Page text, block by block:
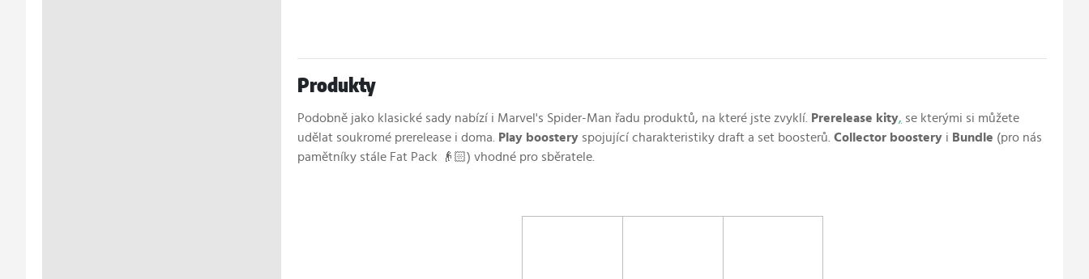
Produkty
Podobně jako klasické sady nabízí i Marvel's Spider-Man řadu produktů, na které jste zvyklí. Prerelease kity, se kterými si můžete
udělat soukromé prerelease i doma.
P lay boostery spojující charakteristiky draft a set boosterů. Collector boostery i Bundle (pro nás
pamětníky stále Fat Pack 👴🏻) vhodné pro sběratele.